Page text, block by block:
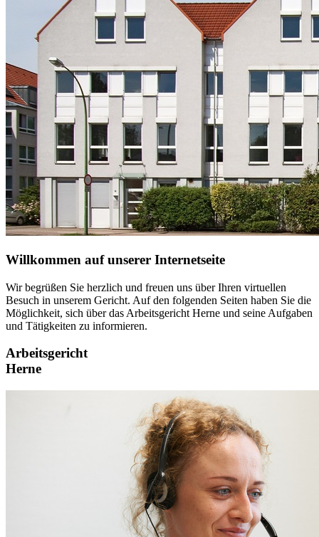
Willkommen auf unserer Internetseite
Wir begrüßen Sie herzlich und freuen uns über Ihren virtuellen
Besuch in unserem Gericht. Auf den folgenden Seiten haben Sie die
Möglichkeit, sich über das Arbeitsgericht Herne und seine Aufgaben
und Tätigkeiten zu informieren.
Arbeitsgericht
Herne